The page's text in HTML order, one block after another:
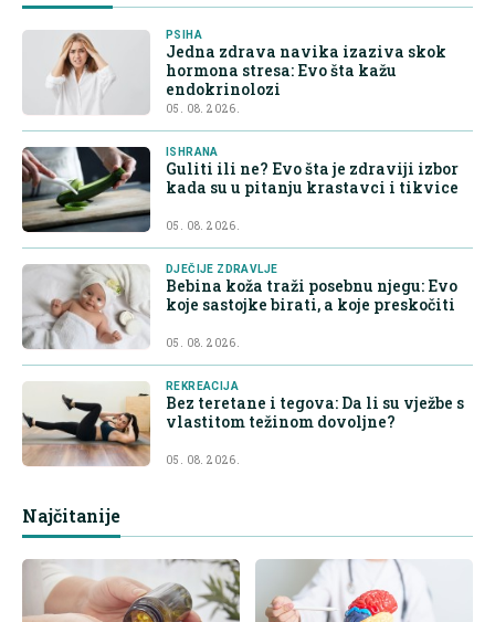
PSIHA
Jedna zdrava navika izaziva skok
hormona stresa: Evo šta kažu
endokrinolozi
05. 08. 2026.
ISHRANA
Guliti ili ne? Evo šta je zdraviji izbor
kada su u pitanju krastavci i tikvice
05. 08. 2026.
DJEČIJE ZDRAVLJE
Bebina koža traži posebnu njegu: Evo
koje sastojke birati, a koje preskočiti
05. 08. 2026.
REKREACIJA
Bez teretane i tegova: Da li su vježbe s
vlastitom težinom dovoljne?
05. 08. 2026.
Najčitanije